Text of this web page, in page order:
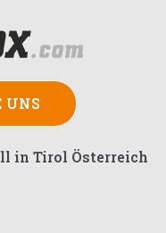
UNS
in Tirol Österreich